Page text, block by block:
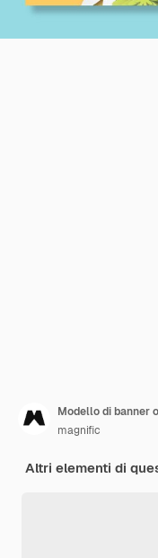
Modello di banner
magnific
Altri elementi di